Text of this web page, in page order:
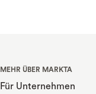
MEHR ÜBER MARKTA
Für Unternehmen